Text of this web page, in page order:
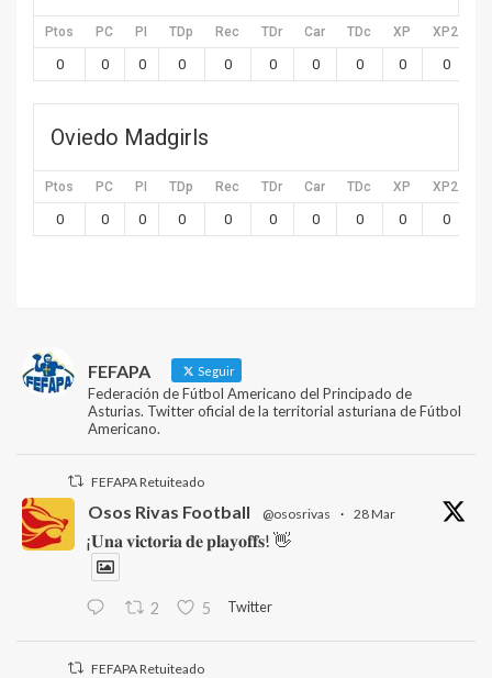
Ptos PC PI TDp Rec TDr Car TDc XP XP2
0 0 0 0 0 0 0 0 0 0
Oviedo Madgirls
Ptos PC PI TDp Rec TDr Car TDc XP XP2
0 0 0 0 0 0 0 0 0 0
FEFAPA Seguir
Federación de Fútbol Americano del Principado de
Asturias. Twitter oficial de la territorial asturiana de Fútbol
Americano.
FEFAPA Retuiteado
Osos Rivas Football @ososrivas · 28 Mar
¡𝐔𝐧𝐚 𝐯𝐢𝐜𝐭𝐨𝐫𝐢𝐚 𝐝𝐞 𝐩𝐥𝐚𝐲𝐨𝐟𝐟𝐬! 👋
2 5 Twitter
FEFAPA Retuiteado